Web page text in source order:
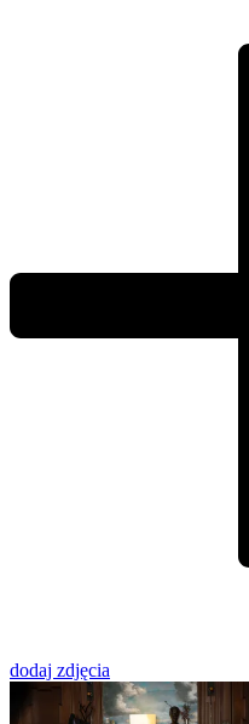
dodaj zdjęcia